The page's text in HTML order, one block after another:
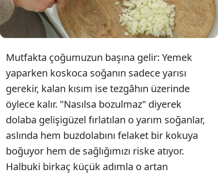
bozulmadan saklayarak sonraki tariflerde de
kolayca kullanabilirsiniz.
Mutfakta çoğumuzun başına gelir: Yemek
yaparken koskoca soğanın sadece yarısı
gerekir, kalan kısım ise tezgâhın üzerinde
öylece kalır. "Nasılsa bozulmaz" diyerek
dolaba gelişigüzel fırlatılan o yarım soğanlar,
aslında hem buzdolabını felaket bir kokuya
boğuyor hem de sağlığımızı riske atıyor.
Halbuki birkaç küçük adımla o artan